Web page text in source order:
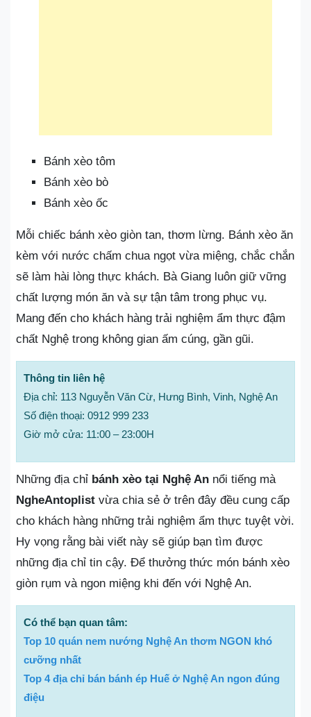
Bánh xèo tôm
Bánh xèo bò
Bánh xèo ốc
Mỗi chiếc bánh xèo giòn tan, thơm lừng. Bánh xèo ăn
kèm với nước chấm chua ngọt vừa miệng, chắc chắn
sẽ làm hài lòng thực khách. Bà Giang luôn giữ vững
chất lượng món ăn và sự tận tâm trong phục vụ.
Mang đến cho khách hàng trải nghiệm ẩm thực đậm
chất Nghệ trong không gian ấm cúng, gần gũi.
Thông tin liên hệ
Địa chỉ: 113 Nguyễn Văn Cừ, Hưng Bình, Vinh, Nghệ An
Số điện thoại: 0912 999 233
Giờ mở cửa: 11:00 – 23:00H
Những địa chỉ bánh xèo tại Nghệ An nổi tiếng mà
NgheAntoplist vừa chia sẻ ở trên đây đều cung cấp
cho khách hàng những trải nghiệm ẩm thực tuyệt vời.
Hy vọng rằng bài viết này sẽ giúp bạn tìm được
những địa chỉ tin cậy. Để thưởng thức món bánh xèo
giòn rụm và ngon miệng khi đến với Nghệ An.
Có thể bạn quan tâm:
Top 10 quán nem nướng Nghệ An thơm NGON khó
cưỡng nhất
Top 4 địa chỉ bán bánh ép Huế ở Nghệ An ngon đúng
điệu